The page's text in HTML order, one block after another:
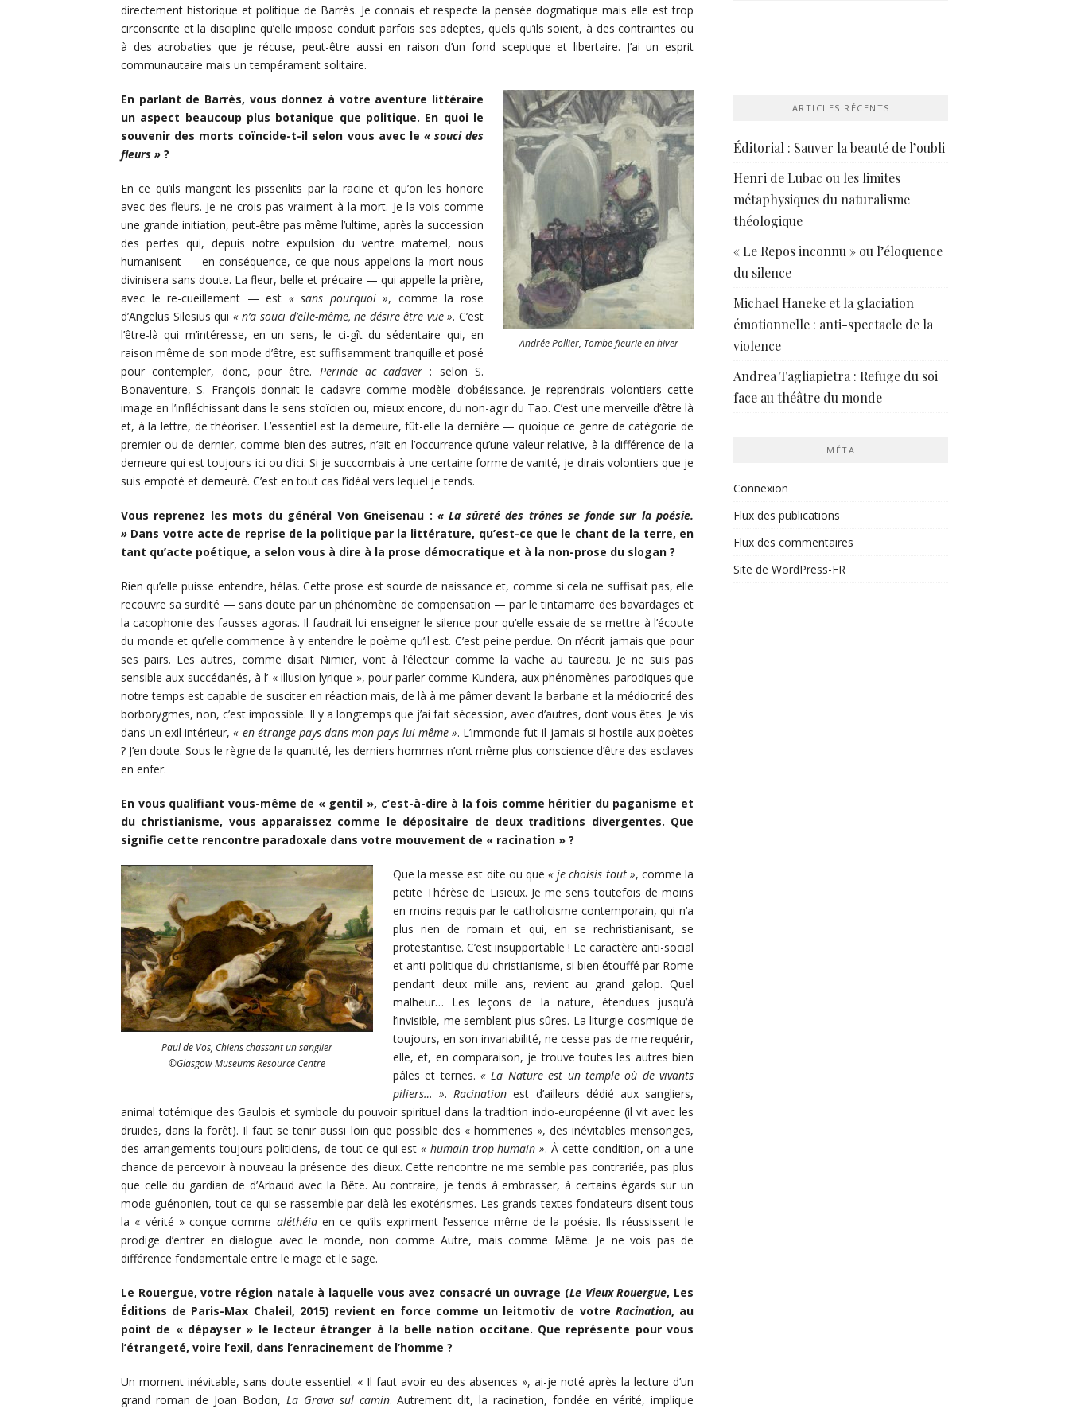
directement historique et politique de Barrès. Je connais et respecte la pensée dogmatique mais elle est trop
circonscrite et la discipline qu’elle impose conduit parfois ses adeptes, quels qu’ils soient, à des contraintes ou
à des acrobaties que je récuse, peut-être aussi en raison d’un fond sceptique et libertaire. J’ai un esprit
communautaire mais un tempérament solitaire.
Andrée Pollier, Tombe fleurie en hiver
En parlant de Barrès, vous donnez à votre aventure littéraire
un aspect beaucoup plus botanique que politique. En quoi le
souvenir des morts coïncide-t-il selon vous avec le « souci des
fleurs » ?
En ce qu’ils mangent les pissenlits par la racine et qu’on les honore
avec des fleurs. Je ne crois pas vraiment à la mort. Je la vois comme
une grande initiation, peut-être pas même l’ultime, après la succession
des pertes qui, depuis notre expulsion du ventre maternel, nous
humanisent — en conséquence, ce que nous appelons la mort nous
divinisera sans doute. La fleur, belle et précaire — qui appelle la prière,
avec le re-cueillement — est « sans pourquoi », comme la rose
d’Angelus Silesius qui « n’a souci d’elle-même, ne désire être vue ». C’est
l’être-là qui m’intéresse, en un sens, le ci-gît du sédentaire qui, en
raison même de son mode d’être, est suffisamment tranquille et posé
pour contempler, donc, pour être. Perinde ac cadaver : selon S.
Bonaventure, S. François donnait le cadavre comme modèle d’obéissance. Je reprendrais volontiers cette
image en l’infléchissant dans le sens stoïcien ou, mieux encore, du non-agir du Tao. C’est une merveille d’être là
et, à la lettre, de théoriser. L’essentiel est la demeure, fût-elle la dernière — quoique ce genre de catégorie de
premier ou de dernier, comme bien des autres, n’ait en l’occurrence qu’une valeur relative, à la différence de la
demeure qui est toujours ici ou d’ici. Si je succombais à une certaine forme de vanité, je dirais volontiers que je
suis empoté et demeuré. C’est en tout cas l’idéal vers lequel je tends.
Vous reprenez les mots du général Von Gneisenau : « La sûreté des trônes se fonde sur la poésie.
» Dans votre acte de reprise de la politique par la littérature, qu’est-ce que le chant de la terre, en
tant qu’acte poétique, a selon vous à dire à la prose démocratique et à la non-prose du slogan ?
Rien qu’elle puisse entendre, hélas. Cette prose est sourde de naissance et, comme si cela ne suffisait pas, elle
recouvre sa surdité — sans doute par un phénomène de compensation — par le tintamarre des bavardages et
la cacophonie des fausses agoras. Il faudrait lui enseigner le silence pour qu’elle essaie de se mettre à l’écoute
du monde et qu’elle commence à y entendre le poème qu’il est. C’est peine perdue. On n’écrit jamais que pour
ses pairs. Les autres, comme disait Nimier, vont à l’électeur comme la vache au taureau. Je ne suis pas
sensible aux succédanés, à l’ « illusion lyrique », pour parler comme Kundera, aux phénomènes parodiques que
notre temps est capable de susciter en réaction mais, de là à me pâmer devant la barbarie et la médiocrité des
borborygmes, non, c’est impossible. Il y a longtemps que j’ai fait sécession, avec d’autres, dont vous êtes. Je vis
dans un exil intérieur,« en étrange pays dans mon pays lui-même ». L’immonde fut-il jamais si hostile aux poètes
? J’en doute. Sous le règne de la quantité, les derniers hommes n’ont même plus conscience d’être des esclaves
en enfer.
En vous qualifiant vous-même de « gentil », c’est-à-dire à la fois comme héritier du paganisme et
du christianisme, vous apparaissez comme le dépositaire de deux traditions divergentes. Que
signifie cette rencontre paradoxale dans votre mouvement de « racination » ?
Paul de Vos, Chiens chassant un sanglier
©Glasgow Museums Resource Centre
Que la messe est dite ou que« je choisis tout », comme la
petite Thérèse de Lisieux. Je me sens toutefois de moins
en moins requis par le catholicisme contemporain, qui n’a
plus rien de romain et qui, en se rechristianisant, se
protestantise. C’est insupportable ! Le caractère anti-social
et anti-politique du christianisme, si bien étouffé par Rome
pendant deux mille ans, revient au grand galop. Quel
malheur… Les leçons de la nature, étendues jusqu’à
l’invisible, me semblent plus sûres. La liturgie cosmique de
toujours, en son invariabilité, ne cesse pas de me requérir,
elle, et, en comparaison, je trouve toutes les autres bien
pâles et ternes.« La Nature est un temple où de vivants
piliers… ». Racination est d’ailleurs dédié aux sangliers,
animal totémique des Gaulois et symbole du pouvoir spirituel dans la tradition indo-européenne (il vit avec les
druides, dans la forêt). Il faut se tenir aussi loin que possible des « hommeries », des inévitables mensonges,
des arrangements toujours politiciens, de tout ce qui est« humain trop humain ». À cette condition, on a une
chance de percevoir à nouveau la présence des dieux. Cette rencontre ne me semble pas contrariée, pas plus
que celle du gardian de d’Arbaud avec la Bête. Au contraire, je tends à embrasser, à certains égards sur un
mode guénonien, tout ce qui se rassemble par-delà les exotérismes. Les grands textes fondateurs disent tous
la « vérité » conçue comme aléthéiaen ce qu’ils expriment l’essence même de la poésie. Ils réussissent le
prodige d’entrer en dialogue avec le monde, non comme Autre, mais comme Même. Je ne vois pas de
différence fondamentale entre le mage et le sage.
Le Rouergue, votre région natale à laquelle vous avez consacré un ouvrage (Le Vieux Rouergue, Les
Éditions de Paris-Max Chaleil, 2015) revient en force comme un leitmotiv de votre Racination, au
point de « dépayser » le lecteur étranger à la belle nation occitane. Que représente pour vous
l’étrangeté, voire l’exil, dans l’enracinement de l’homme ?
Un moment inévitable, sans doute essentiel. « Il faut avoir eu des absences », ai-je noté après la lecture d’un
grand roman de Joan Bodon, La Grava sul camin. Autrement dit, la racination, fondée en vérité, implique
ARTICLES RÉCENTS
Éditorial : Sauver la beauté de l’oubli
Henri de Lubac ou les limites
métaphysiques du naturalisme
théologique
« Le Repos inconnu » ou l’éloquence
du silence
Michael Haneke et la glaciation
émotionnelle : anti-spectacle de la
violence
Andrea Tagliapietra : Refuge du soi
face au théâtre du monde
MÉTA
Connexion
Flux des publications
Flux des commentaires
Site de WordPress-FR